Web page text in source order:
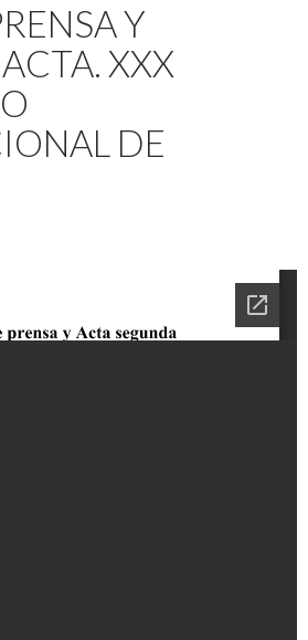
Y
XXX
DE